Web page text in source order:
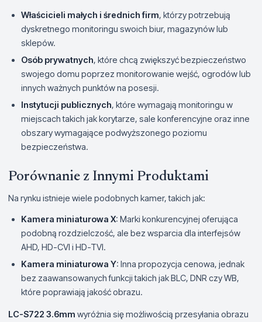
Właścicieli małych i średnich firm, którzy potrzebują
dyskretnego monitoringu swoich biur, magazynów lub
sklepów.
Osób prywatnych, które chcą zwiększyć bezpieczeństwo
swojego domu poprzez monitorowanie wejść, ogrodów lub
innych ważnych punktów na posesji.
Instytucji publicznych, które wymagają monitoringu w
miejscach takich jak korytarze, sale konferencyjne oraz inne
obszary wymagające podwyższonego poziomu
bezpieczeństwa.
Porównanie z Innymi Produktami
Na rynku istnieje wiele podobnych kamer, takich jak:
Kamera miniaturowa X: Marki konkurencyjnej oferująca
podobną rozdzielczość, ale bez wsparcia dla interfejsów
AHD, HD-CVI i HD-TVI.
Kamera miniaturowa Y: Inna propozycja cenowa, jednak
bez zaawansowanych funkcji takich jak BLC, DNR czy WB,
które poprawiają jakość obrazu.
LC-S722 3.6mm wyróżnia się możliwością przesyłania obrazu